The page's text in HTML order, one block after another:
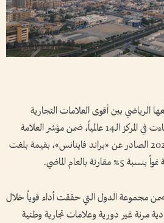
الرياضي بين أقوى العلامات التجارية
الوطنية إقليمياً وعالمياً، حيث جاءت في المركز الـ14 عالمياً، ضمن مؤشر العلامة
التجارية الوطنية للدول لعام 2026 الصادر عن «براند فاينانس»، بقيمة بلغت
مجموعة الدول التي حققت أداء قوياً خلال
مرنة غير دورية وعلامات تجارية وطنية